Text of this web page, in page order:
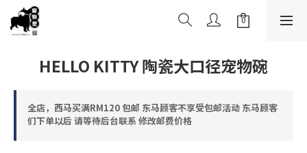
HELLO KITTY 陶瓷大口径宠物碗
全店，西马买满RM120 包邮 东马顾客不享受包邮活动 东马顾客
们下单以后 请等待后台联系 修改邮费价格